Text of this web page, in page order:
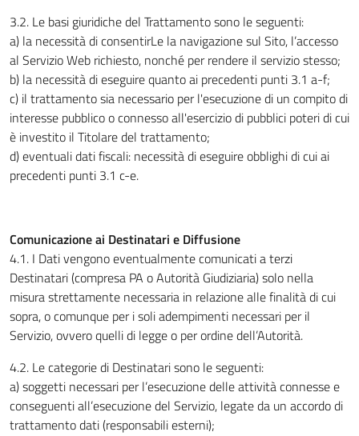
3.2. Le basi giuridiche del Trattamento sono le seguenti:
a) la necessità di consentirLe la navigazione sul Sito, l’accesso
al Servizio Web richiesto, nonché per rendere il servizio stesso;
b) la necessità di eseguire quanto ai precedenti punti 3.1 a-f;
c) il trattamento sia necessario per l'esecuzione di un compito di
interesse pubblico o connesso all'esercizio di pubblici poteri di cui
è investito il Titolare del trattamento;
d) eventuali dati fiscali: necessità di eseguire obblighi di cui ai
precedenti punti 3.1 c-e.
Comunicazione ai Destinatari e Diffusione
4.1. I Dati vengono eventualmente comunicati a terzi
Destinatari (compresa PA o Autorità Giudiziaria) solo nella
misura strettamente necessaria in relazione alle finalità di cui
sopra, o comunque per i soli adempimenti necessari per il
Servizio, ovvero quelli di legge o per ordine dell’Autorità.
4.2. Le categorie di Destinatari sono le seguenti:
a) soggetti necessari per l’esecuzione delle attività connesse e
conseguenti all’esecuzione del Servizio, legate da un accordo di
trattamento dati (responsabili esterni);